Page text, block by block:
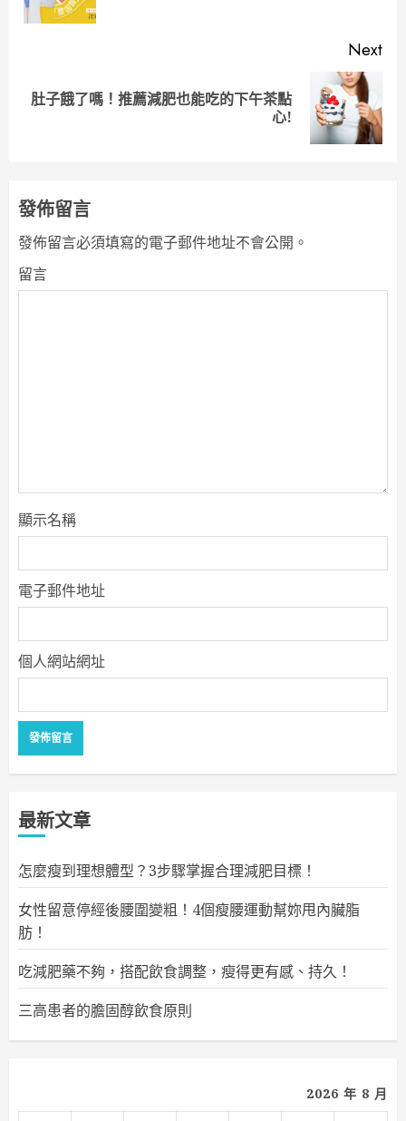
Next
Next
肚子餓了嗎！推薦減肥也能吃的下午茶點
心!
發佈留言
發佈留言必須填寫的電子郵件地址不會公開。
留言
顯示名稱
電子郵件地址
個人網站網址
最新文章
怎麼瘦到理想體型？3步驟掌握合理減肥目標！
女性留意停經後腰圍變粗！4個瘦腰運動幫妳甩內臟脂
肪！
吃減肥藥不夠，搭配飲食調整，瘦得更有感、持久！
三高患者的膽固醇飲食原則
2026 年 8 月